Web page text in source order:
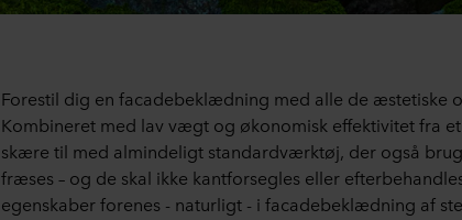
Forestil dig en facadebeklædning med alle de æstetiske
Kombineret med lav vægt og økonomisk effektivitet fra
skære til med almindeligt standardværktøj, der også
fræses – og de skal ikke kantforsegles eller
egenskaber forenes - naturligt - i facadebeklædning af